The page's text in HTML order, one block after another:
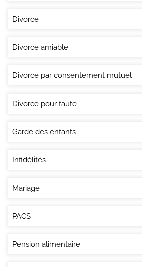
Divorce
Divorce amiable
Divorce par consentement mutuel
Divorce pour faute
Garde des enfants
Infidélités
Mariage
PACS
Pension alimentaire